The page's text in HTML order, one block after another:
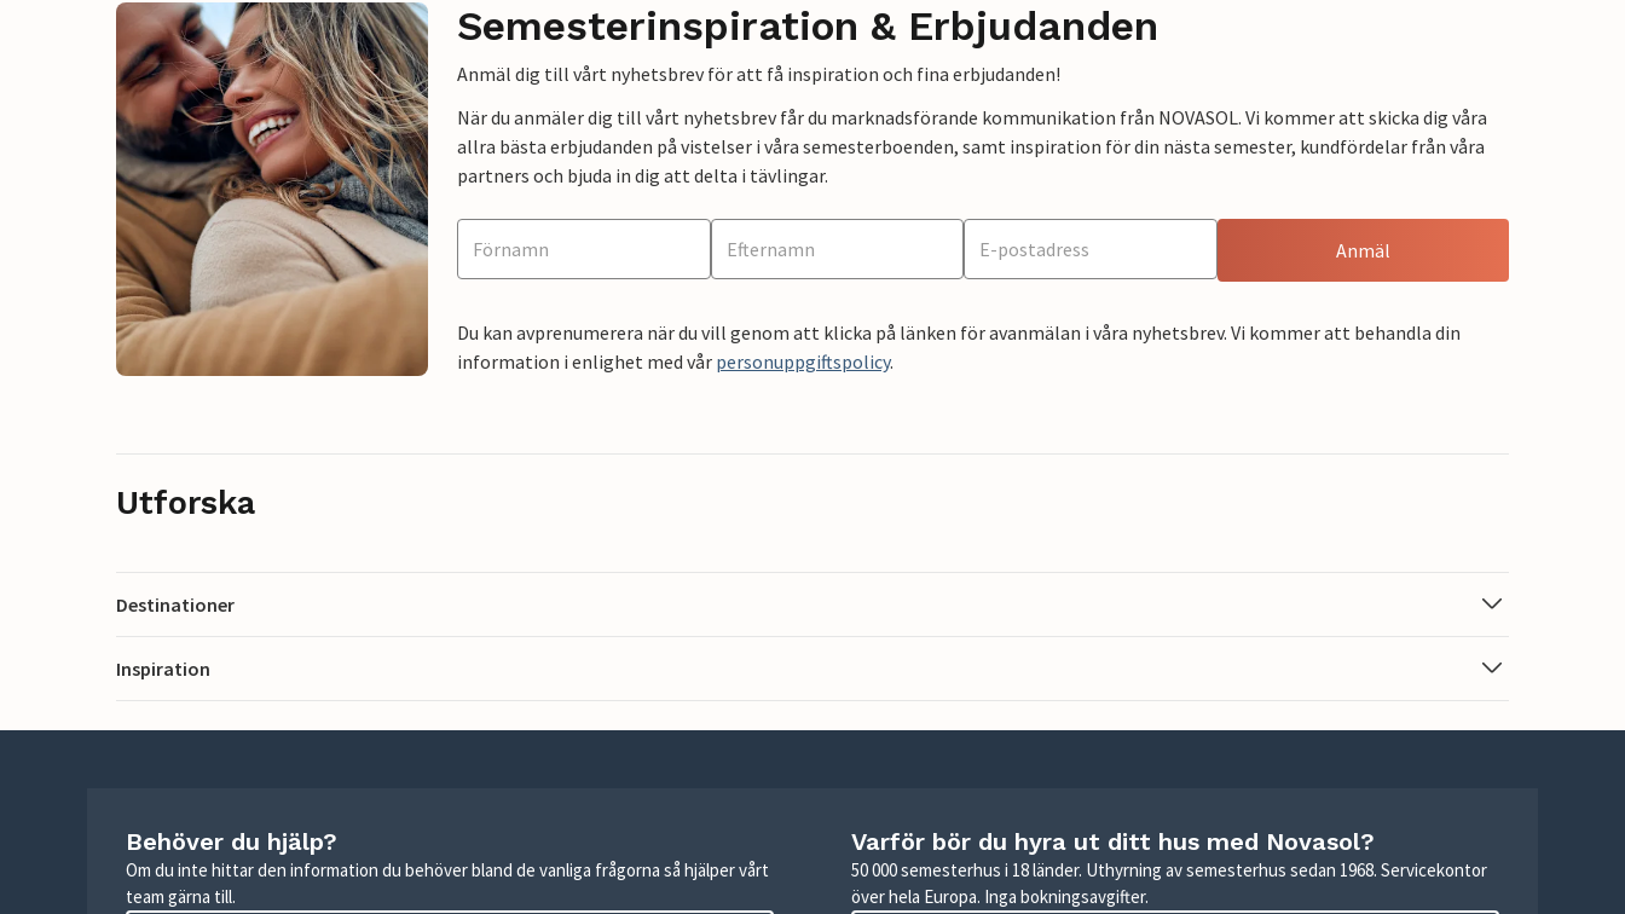
Semesterinspiration & Erbjudanden
Anmäl dig till vårt nyhetsbrev för att få inspiration och fina erbjudanden!
När du anmäler dig till vårt nyhetsbrev får du marknadsförande kommunikation från NOVASOL. Vi kommer att skicka dig våra
allra bästa erbjudanden på vistelser i våra semesterboenden, samt inspiration för din nästa semester, kundfördelar från våra
partners och bjuda in dig att delta i tävlingar.
Anmäl
Du kan avprenumerera när du vill genom att klicka på länken för avanmälan i våra nyhetsbrev. Vi kommer att behandla din
information i enlighet med vår personuppgiftspolicy.
Utforska
Destinationer
Inspiration
Behöver du hjälp?
Om du inte hittar den information du behöver bland de vanliga frågorna så hjälper vårt
team gärna till.
Varför bör du hyra ut ditt hus med Novasol?
50 000 semesterhus i 18 länder. Uthyrning av semesterhus sedan 1968. Servicekontor
över hela Europa. Inga bokningsavgifter.